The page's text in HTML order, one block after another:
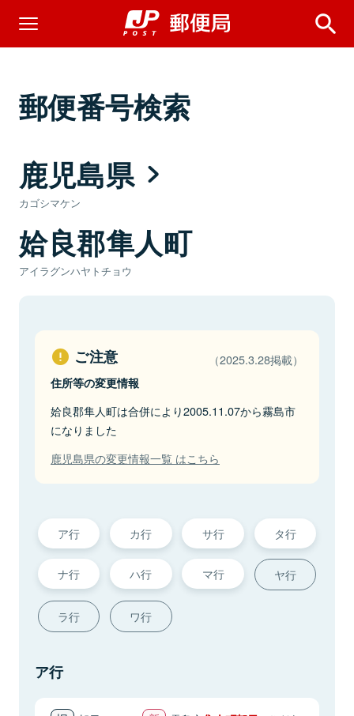
郵便番号検索
鹿児島県
カゴシマケン
姶良郡隼人町
アイラグンハヤトチョウ
ご注意 （2025.3.28掲載）
住所等の変更情報
姶良郡隼人町は合併により2005.11.07から霧島市
になりました
鹿児島県の変更情報一覧 はこちら
ア行 カ行 サ行 タ行
ナ行 ハ行 マ行 ヤ行
ラ行 ワ行
ア行